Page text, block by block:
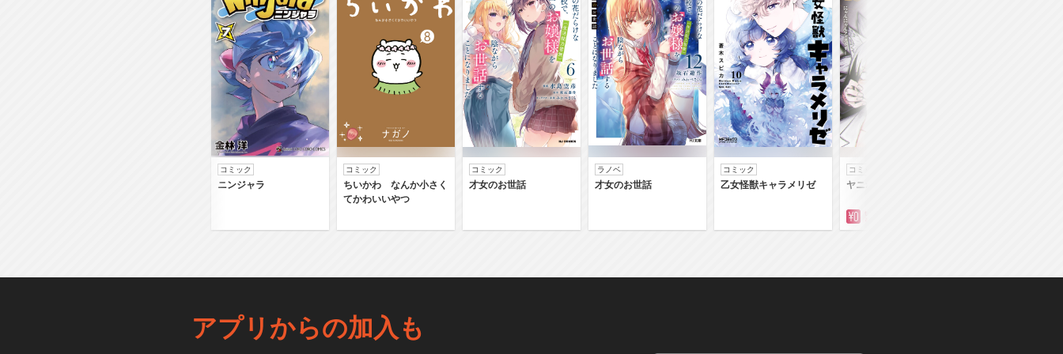
コミック
ニンジャラ
コミック
ちいかわ なんか小さく
てかわいいやつ
コミック
才女のお世話
ラノベ
才女のお世話
コミック
乙女怪獣キャラメリゼ
コミック
ヤニねこ
アプリからの加入も